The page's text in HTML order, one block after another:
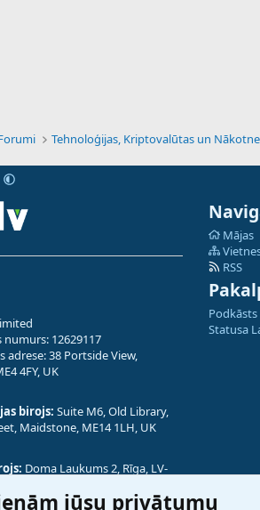
numurs: 12629117
adrese: 38 Portside View,
4FY, UK
birojs: Suite M6, Old Library,
Maidstone, ME14 1LH, UK
Doma Laukums 2, Rīga, LV-
Mājas
RSS
Podkāsts
Statusa
jūsu privātumu